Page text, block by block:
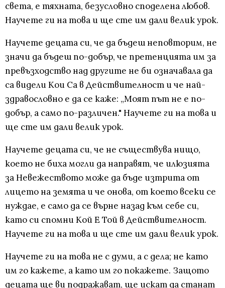
света, е тяхната, безусловно споделена любов.
Научете ги на това и ще сте им дали велик урок.
Научете децата си, че да бъдеш неповторим, не
значи да бъдеш по-добър, че претенцията им за
превъзходство над другите не би означавала да
са видели Кои Са в Действителност и че най-
здравословно е да се каже: „Моят път не е по-
добър, а само по-различен." Научете ги на това и
ще сте им дали велик урок.
Научете децата си, че не съществува нищо,
което не биха могли да направят, че илюзията
за Невежеството може да бъде изтрита от
лицето на земята и че онова, от което всеки се
нуждае, е само да се върне назад към себе си,
като си спомни Кой Е Той в Действителност.
Научете ги на това и ще сте им дали велик урок.
Научете ги на това не с думи, а с дела; не като
им го кажете, а като им го покажете. Защото
децата ще ви подражават, ще искат да станат